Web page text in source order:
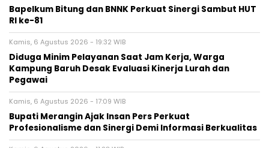
Bapelkum Bitung dan BNNK Perkuat Sinergi Sambut HUT
RI ke-81
Kamis, 6 Agustus 2026 - 19:32 WIB
Diduga Minim Pelayanan Saat Jam Kerja, Warga
Kampung Baruh Desak Evaluasi Kinerja Lurah dan
Pegawai
Kamis, 6 Agustus 2026 - 17:09 WIB
Bupati Merangin Ajak Insan Pers Perkuat
Profesionalisme dan Sinergi Demi Informasi Berkualitas